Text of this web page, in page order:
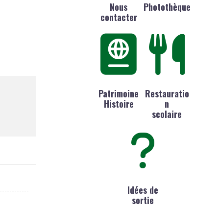
Nous
contacter
Photothèque
Patrimoine
Histoire
Restauratio
n
scolaire
Idées de
sortie